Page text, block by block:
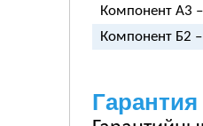
Компонент А3
Компонент Б2